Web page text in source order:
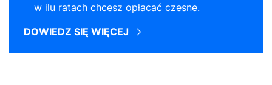
w ilu ratach chcesz opłacać czesne.
DOWIEDZ SIĘ WIĘCEJ